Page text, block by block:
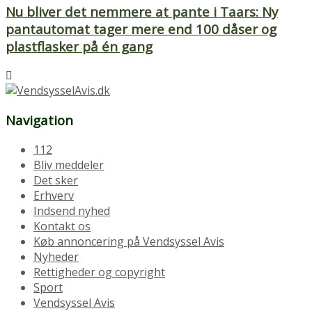
Nu bliver det nemmere at pante i Taars: Ny
pantautomat tager mere end 100 dåser og
plastflasker på én gang
Navigation
112
Bliv meddeler
Det sker
Erhverv
Indsend nyhed
Kontakt os
Køb annoncering på Vendsyssel Avis
Nyheder
Rettigheder og copyright
Sport
Vendsyssel Avis